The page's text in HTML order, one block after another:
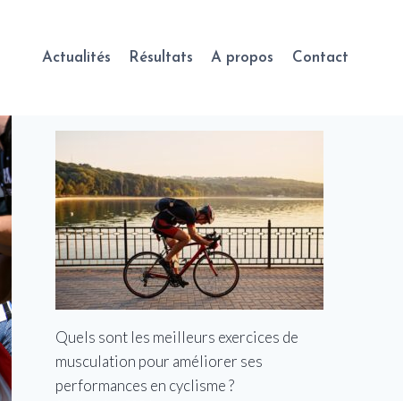
Actualités Résultats A propos Contact
Quels sont les meilleurs exercices de
musculation pour améliorer ses
performances en cyclisme ?